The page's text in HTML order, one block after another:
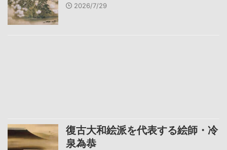
2026/7/29
復古大和絵派を代表する絵師・冷
泉為恭